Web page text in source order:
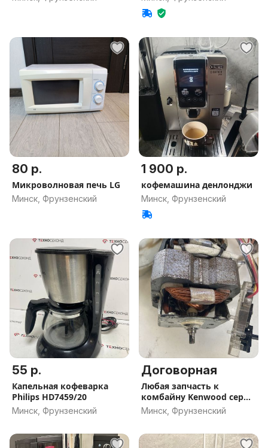
80 р.
Микроволновая печь LG
Минск, Фрунзенский
1 900 р.
кофемашина денлонджи
Минск, Фрунзенский
55 р.
Капельная кофеварка
Philips HD7459/20
Минск, Фрунзенский
Договорная
Любая запчасть к
комбайну Kenwood серии
Prospero
Минск, Фрунзенский